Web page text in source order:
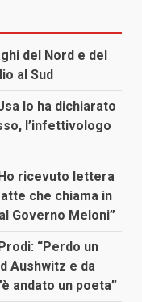
del Nord e del
al Sud
lo ha dichiarato
l’infettivologo
ricevuto lettera
che chiama in
Governo Meloni”
“Perdo un
Aushwitz e da
andato un poeta”